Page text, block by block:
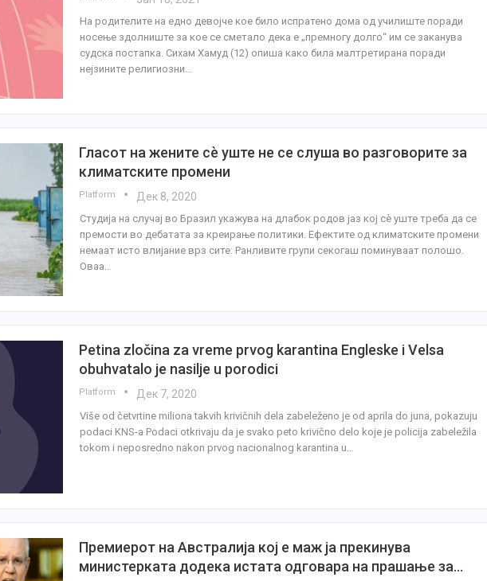
На родителите на едно девојче кое било испратено дома од училиште поради
носење здолниште за кое се сметало дека е „премногу долго“ им се заканува
судска постапка. Сихам Хамуд (12) опиша како била малтретирана поради
нејзините религиозни…
Гласот на жените сè уште не се слуша во разговорите за
климатските промени
Platform Дек 8, 2020
Студија на случај во Бразил укажува на длабок родов јаз кој сè уште треба да се
премости во дебатата за креирање политики. Ефектите од климатските промени
немаат исто влијание врз сите: Ранливите групи секогаш поминуваат полошо.
Оваа…
Petina zločina za vreme prvog karantina Engleske i Velsa
obuhvatalo je nasilje u porodici
Platform Дек 7, 2020
Više od četvrtine miliona takvih krivičnih dela zabeleženo je od aprila do juna, pokazuju
podaci KNS-a Podaci otkrivaju da je svako peto krivično delo koje je policija zabeležila
tokom i neposredno nakon prvog nacionalnog karantina u…
Премиерот на Австралија кој е маж ја прекинува
министерката додека истата одговара на прашање за…